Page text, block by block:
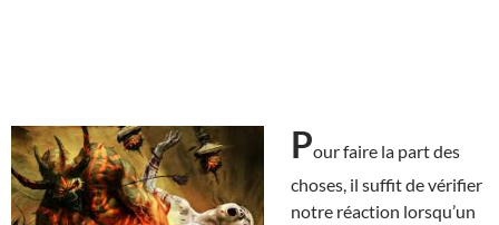
Pour faire la part des
choses, il suffit de vérifier
notre réaction lorsqu’un